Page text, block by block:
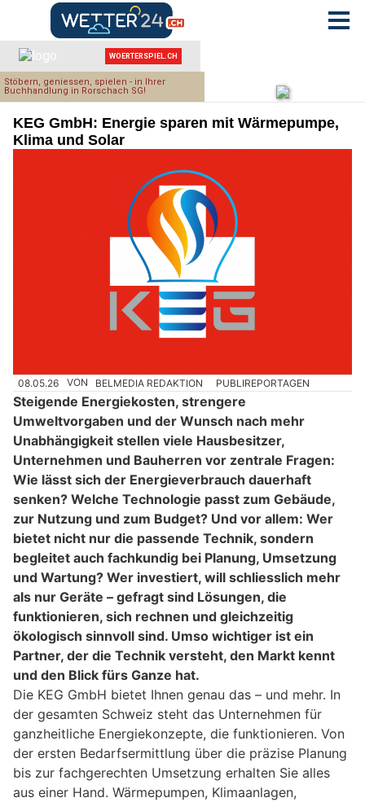
KEG GmbH: Energie sparen mit Wärmepumpe,
Klima und Solar
08.05.26 VON BELMEDIA REDAKTION PUBLIREPORTAGEN
Steigende Energiekosten, strengere
Umweltvorgaben und der Wunsch nach mehr
Unabhängigkeit stellen viele Hausbesitzer,
Unternehmen und Bauherren vor zentrale Fragen:
Wie lässt sich der Energieverbrauch dauerhaft
senken? Welche Technologie passt zum Gebäude,
zur Nutzung und zum Budget? Und vor allem: Wer
bietet nicht nur die passende Technik, sondern
begleitet auch fachkundig bei Planung, Umsetzung
und Wartung? Wer investiert, will schliesslich mehr
als nur Geräte – gefragt sind Lösungen, die
funktionieren, sich rechnen und gleichzeitig
ökologisch sinnvoll sind. Umso wichtiger ist ein
Partner, der die Technik versteht, den Markt kennt
und den Blick fürs Ganze hat.
Die KEG GmbH bietet Ihnen genau das – und mehr. In
der gesamten Schweiz steht das Unternehmen für
ganzheitliche Energiekonzepte, die funktionieren. Von
der ersten Bedarfsermittlung über die präzise Planung
bis zur fachgerechten Umsetzung erhalten Sie alles
aus einer Hand. Wärmepumpen, Klimaanlagen,